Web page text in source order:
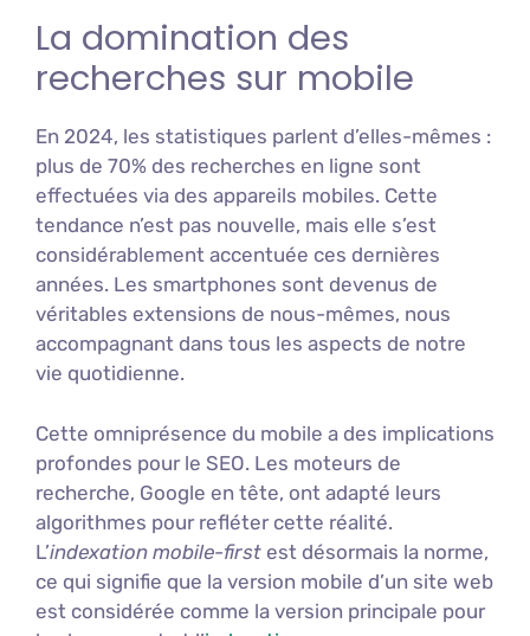
La domination des
recherches sur mobile
En 2024, les statistiques parlent d’elles-mêmes :
plus de 70% des recherches en ligne sont
effectuées via des appareils mobiles. Cette
tendance n’est pas nouvelle, mais elle s’est
considérablement accentuée ces dernières
années. Les smartphones sont devenus de
véritables extensions de nous-mêmes, nous
accompagnant dans tous les aspects de notre
vie quotidienne.
Cette omniprésence du mobile a des implications
profondes pour le SEO. Les moteurs de
recherche, Google en tête, ont adapté leurs
algorithmes pour refléter cette réalité.
L’indexation mobile-first est désormais la norme,
ce qui signifie que la version mobile d’un site web
est considérée comme la version principale pour